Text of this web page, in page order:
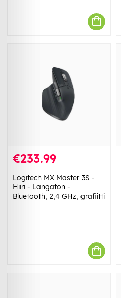
€233.99
Logitech MX Master 3S -
Hiiri - Langaton -
Bluetooth, 2,4 GHz, grafiitti